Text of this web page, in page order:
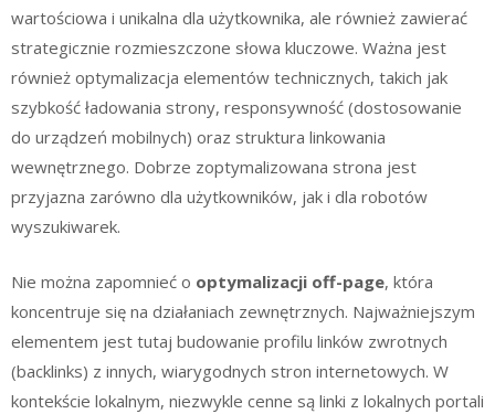
wartościowa i unikalna dla użytkownika, ale również zawierać
strategicznie rozmieszczone słowa kluczowe. Ważna jest
również optymalizacja elementów technicznych, takich jak
szybkość ładowania strony, responsywność (dostosowanie
do urządzeń mobilnych) oraz struktura linkowania
wewnętrznego. Dobrze zoptymalizowana strona jest
przyjazna zarówno dla użytkowników, jak i dla robotów
wyszukiwarek.
Nie można zapomnieć o optymalizacji off-page, która
koncentruje się na działaniach zewnętrznych. Najważniejszym
elementem jest tutaj budowanie profilu linków zwrotnych
(backlinks) z innych, wiarygodnych stron internetowych. W
kontekście lokalnym, niezwykle cenne są linki z lokalnych portali